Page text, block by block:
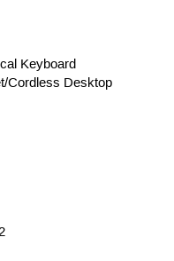
Keyboard
Cordless Desktop